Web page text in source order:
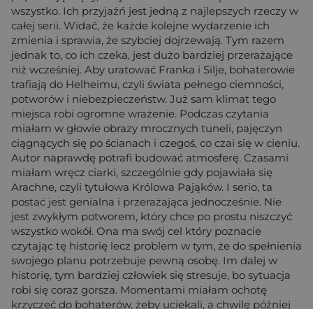
wszystko. Ich przyjaźń jest jedną z najlepszych rzeczy w
całej serii. Widać, że każde kolejne wydarzenie ich
zmienia i sprawia, że szybciej dojrzewają. Tym razem
jednak to, co ich czeka, jest dużo bardziej przerażające
niż wcześniej. Aby uratować Franka i Silje, bohaterowie
trafiają do Helheimu, czyli świata pełnego ciemności,
potworów i niebezpieczeństw. Już sam klimat tego
miejsca robi ogromne wrażenie. Podczas czytania
miałam w głowie obrazy mrocznych tuneli, pajęczyn
ciągnących się po ścianach i czegoś, co czai się w cieniu.
Autor naprawdę potrafi budować atmosferę. Czasami
miałam wręcz ciarki, szczególnie gdy pojawiała się
Arachne, czyli tytułowa Królowa Pająków. I serio, ta
postać jest genialna i przerażająca jednocześnie. Nie
jest zwykłym potworem, który chce po prostu niszczyć
wszystko wokół. Ona ma swój cel który poznacie
czytając tę historię lecz problem w tym, że do spełnienia
swojego planu potrzebuje pewną osobę. Im dalej w
historię, tym bardziej człowiek się stresuje, bo sytuacja
robi się coraz gorsza. Momentami miałam ochotę
krzyczeć do bohaterów, żeby uciekali, a chwilę później